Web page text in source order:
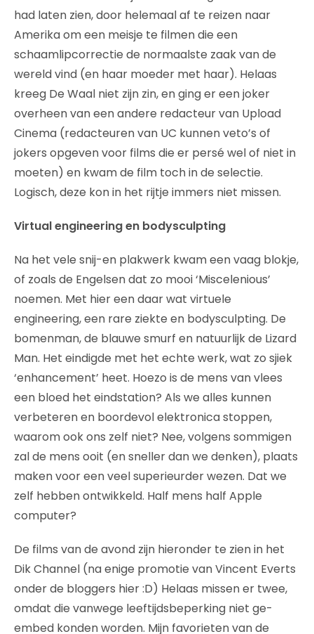
had laten zien, door helemaal af te reizen naar
Amerika om een meisje te filmen die een
schaamlipcorrectie de normaalste zaak van de
wereld vind (en haar moeder met haar). Helaas
kreeg De Waal niet zijn zin, en ging er een joker
overheen van een andere redacteur van Upload
Cinema (redacteuren van UC kunnen veto’s of
jokers opgeven voor films die er persé wel of niet in
moeten) en kwam de film toch in de selectie.
Logisch, deze kon in het rijtje immers niet missen.
Virtual engineering en bodysculpting
Na het vele snij-en plakwerk kwam een vaag blokje,
of zoals de Engelsen dat zo mooi ‘Miscelenious’
noemen. Met hier een daar wat virtuele
engineering, een rare ziekte en bodysculpting. De
bomenman, de blauwe smurf en natuurlijk de Lizard
Man. Het eindigde met het echte werk, wat zo sjiek
‘enhancement’ heet. Hoezo is de mens van vlees
een bloed het eindstation? Als we alles kunnen
verbeteren en boordevol elektronica stoppen,
waarom ook ons zelf niet? Nee, volgens sommigen
zal de mens ooit (en sneller dan we denken), plaats
maken voor een veel superieurder wezen. Dat we
zelf hebben ontwikkeld. Half mens half Apple
computer?
De films van de avond zijn hieronder te zien in het
Dik Channel (na enige promotie van Vincent Everts
onder de bloggers hier :D) Helaas missen er twee,
omdat die vanwege leeftijdsbeperking niet ge-
embed konden worden. Mijn favorieten van de